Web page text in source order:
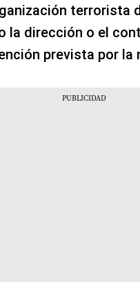
terrorista
la dirección o el
prevista por la